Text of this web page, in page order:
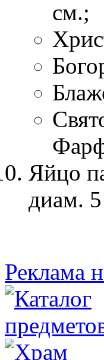
см.;
Яйцо
диам.
Реклама